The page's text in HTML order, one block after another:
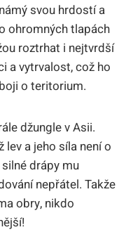
svou hrdostí a
ohromných tlapách
roztrhat i nejtvrdší
a vytrvalost, což ho
o teritorium.
džungle v Asii.
a jeho síla není o
drápy mu
nepřátel. Takže
obry, nikdo